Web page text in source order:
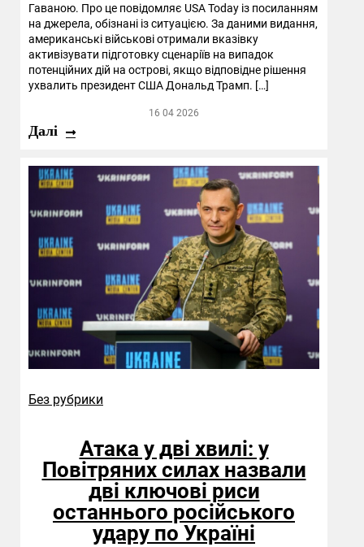
Гаваною. Про це повідомляє USA Today із посиланням
на джерела, обізнані із ситуацією. За даними видання,
американські військові отримали вказівку
активізувати підготовку сценаріїв на випадок
потенційних дій на острові, якщо відповідне рішення
ухвалить президент США Дональд Трамп. […]
16 04 2026
Далі
Без рубрики
Атака у дві хвилі: у
Повітряних силах назвали
дві ключові риси
останнього російського
удару по Україні